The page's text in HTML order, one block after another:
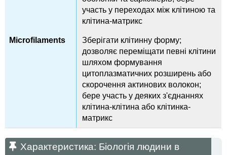
участь у переходах між клітиною та
клітина-матрикс
Зберігати клітинну форму;
дозволяє переміщати певні клітини
шляхом формування
цитоплазматичних розширень або
скорочення актинових волокон;
бере участь у деяких з'єднаннях
клітина-клітина або клітинка-
матрикс
Характеристика: Біологія людини в